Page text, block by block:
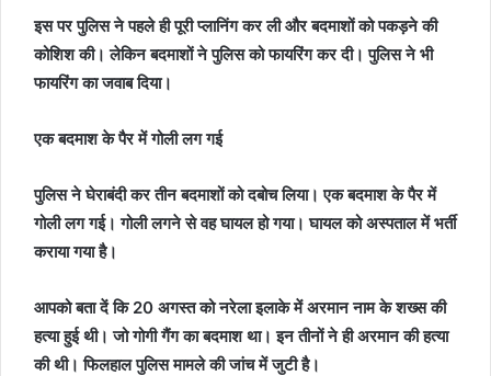
इस पर पुलिस ने पहले ही पूरी प्लानिंग कर ली और बदमाशों को पकड़ने की
कोशिश की। लेकिन बदमाशों ने पुलिस को फायरिंग कर दी। पुलिस ने भी
फायरिंग का जवाब दिया।
एक बदमाश के पैर में गोली लग गई
पुलिस ने घेराबंदी कर तीन बदमाशों को दबोच लिया। एक बदमाश के पैर में
गोली लग गई। गोली लगने से वह घायल हो गया। घायल को अस्पताल में भर्ती
कराया गया है।
आपको बता दें कि 20 अगस्त को नरेला इलाके में अरमान नाम के शख्स की
हत्या हुई थी। जो गोगी गैंग का बदमाश था। इन तीनों ने ही अरमान की हत्या
की थी। फिलहाल पुलिस मामले की जांच में जुटी है।